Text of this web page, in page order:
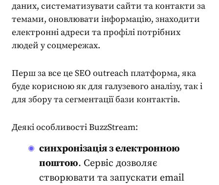
даних, систематизувати сайти та контакти за
темами, оновлювати інформацію, знаходити
електронні адреси та профілі потрібних
людей у соцмережах.
Перш за все цеSEO outreachплатформа, яка
буде корисною як для галузевого аналізу, так і
для збору та сегментації бази контактів.
Деякі особливості BuzzStream:
синхронізація з електронною
поштою. Сервіс дозволяє
створювати та запускати email